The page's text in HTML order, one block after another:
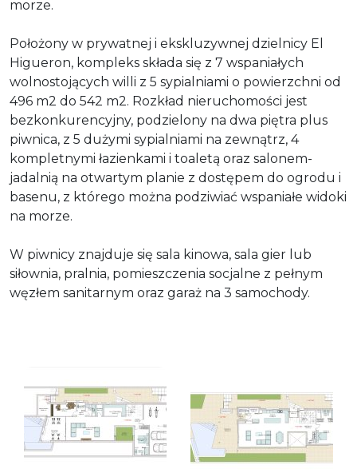
morze.
Położony w prywatnej i ekskluzywnej dzielnicy El
Higueron, kompleks składa się z 7 wspaniałych
wolnostojących willi z 5 sypialniami o powierzchni od
496 m2 do 542 m2. Rozkład nieruchomości jest
bezkonkurencyjny, podzielony na dwa piętra plus
piwnica, z 5 dużymi sypialniami na zewnątrz, 4
kompletnymi łazienkami i toaletą oraz salonem-
jadalnią na otwartym planie z dostępem do ogrodu i
basenu, z którego można podziwiać wspaniałe widoki
na morze.
W piwnicy znajduje się sala kinowa, sala gier lub
siłownia, pralnia, pomieszczenia socjalne z pełnym
węzłem sanitarnym oraz garaż na 3 samochody.